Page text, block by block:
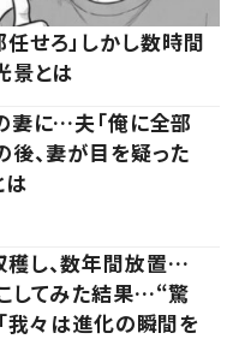
せろ」しかし数時間
景とは
妻に…夫「俺に全部
後、妻が目を疑った
は
し、数年間放置…
してみた結果…“驚
我々は進化の瞬間を